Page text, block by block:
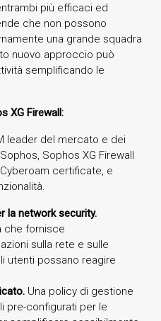
più efficaci ed
che non possono
una grande squadra
nuovo approccio può
semplificando le
XG Firewall:
leader del mercato e dei
Sophos XG Firewall
certificate, e
la network security.
che fornisce
sulla rete e sulle
utenti possano reagire
Una policy di gestione
pre-configurati per le